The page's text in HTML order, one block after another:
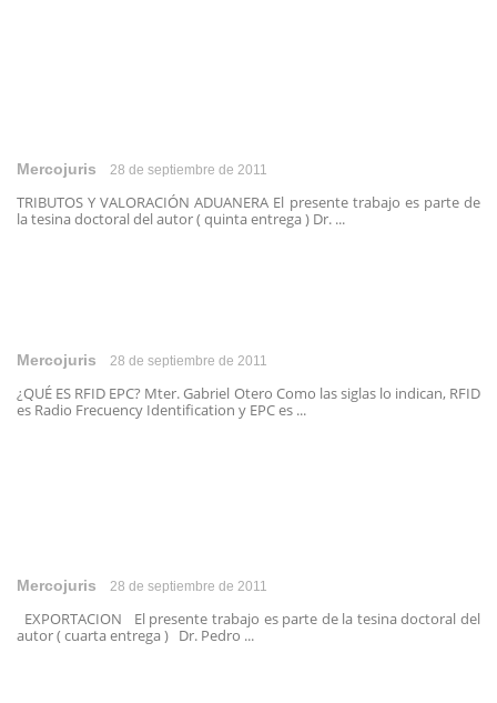
Mercojuris 28 de septiembre de 2011
TRIBUTOS Y VALORACIÓN ADUANERA El presente trabajo es parte de
la tesina doctoral del autor ( quinta entrega ) Dr. ...
Mercojuris 28 de septiembre de 2011
¿QUÉ ES RFID EPC? Mter. Gabriel Otero Como las siglas lo indican, RFID
es Radio Frecuency Identification y EPC es ...
Mercojuris 28 de septiembre de 2011
EXPORTACION El presente trabajo es parte de la tesina doctoral del
autor ( cuarta entrega ) Dr. Pedro ...